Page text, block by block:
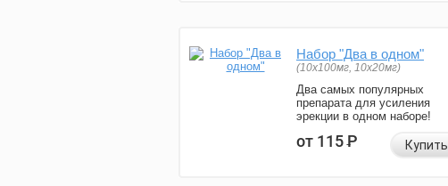
Набор "Два в одном"
(10x100мг, 10x20мг)
Два самых популярных
препарата для усиления
эрекции в одном наборе!
от 115Р Купить